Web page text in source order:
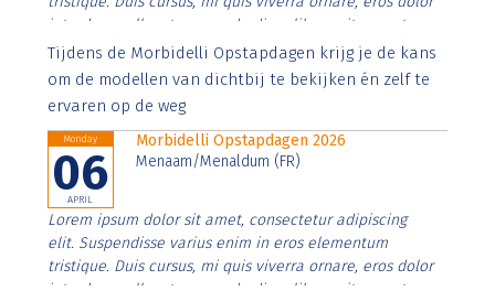
interdum nulla, ut commodo diam libero vitae erat.
Aenean faucibus nibh et justo cursus id rutrum lorem
imperdiet. Nunc ut sem vitae risus tristique posuere.
Tijdens de Morbidelli Opstapdagen krijg je de kans
om de modellen van dichtbij te bekijken én zelf te
ervaren op de weg
Monday
06
APRIL
Morbidelli Opstapdagen 2026
Menaam/Menaldum (FR)
Lorem ipsum dolor sit amet, consectetur adipiscing
elit. Suspendisse varius enim in eros elementum
tristique. Duis cursus, mi quis viverra ornare, eros dolor
interdum nulla, ut commodo diam libero vitae erat.